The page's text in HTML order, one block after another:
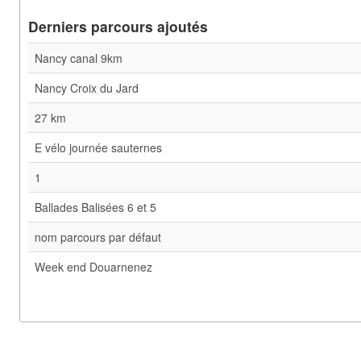
Derniers parcours ajoutés
Nancy canal 9km
Nancy Croix du Jard
27 km
E vélo journée sauternes
1
Ballades Balisées 6 et 5
nom parcours par défaut
Week end Douarnenez